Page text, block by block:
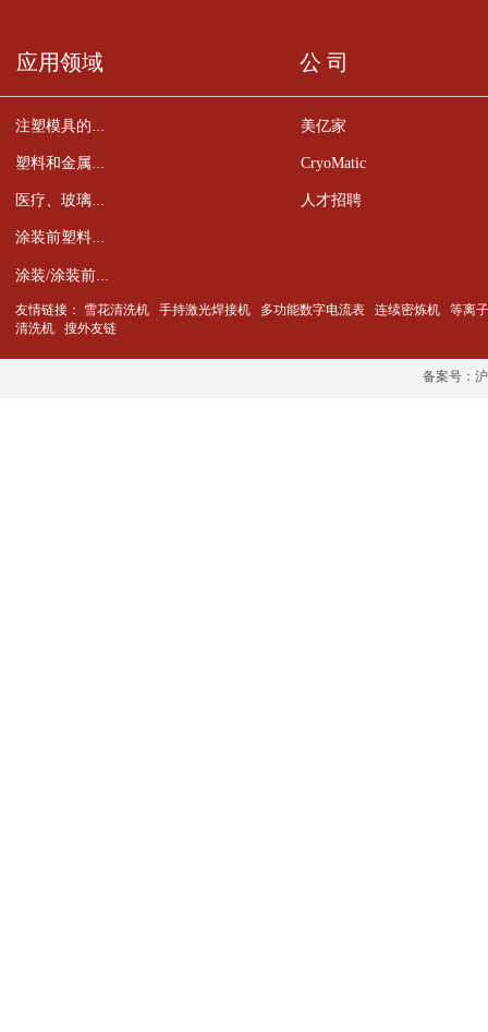
美亿家
CryoMatic
人才招聘
注塑模具的清洁
塑料和金属零件的去毛刺
医疗、玻璃、陶瓷、半导体元件的清洁
涂装前塑料件的预处理
应用领域 公 司
友情链接： 雪花清洗机 手持激光焊接机 多功能数字电流表 连续密炼机
等离
清洗机
搜外友链
备案号：